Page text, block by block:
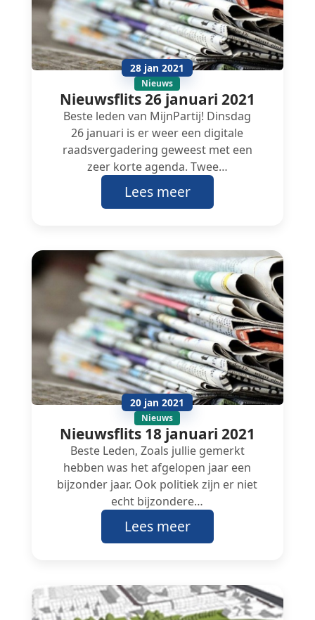
28 jan 2021
Nieuws
Nieuwsflits 26 januari 2021
Beste leden van MijnPartij! Dinsdag
26 januari is er weer een digitale
raadsvergadering geweest met een
zeer korte agenda. Twee…
Lees meer
20 jan 2021
Nieuws
Nieuwsflits 18 januari 2021
Beste Leden, Zoals jullie gemerkt
hebben was het afgelopen jaar een
bijzonder jaar. Ook politiek zijn er niet
echt bijzondere…
Lees meer